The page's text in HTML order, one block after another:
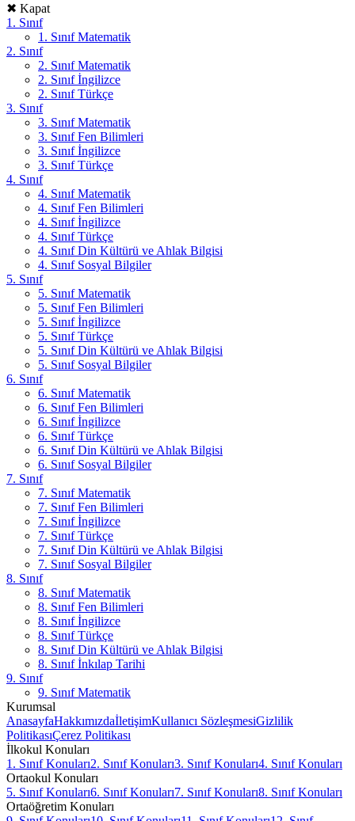
✖ Kapat
1. Sınıf
1. Sınıf Matematik
2. Sınıf
2. Sınıf Matematik
2. Sınıf İngilizce
2. Sınıf Türkçe
3. Sınıf
3. Sınıf Matematik
3. Sınıf Fen Bilimleri
3. Sınıf İngilizce
3. Sınıf Türkçe
4. Sınıf
4. Sınıf Matematik
4. Sınıf Fen Bilimleri
4. Sınıf İngilizce
4. Sınıf Türkçe
4. Sınıf Din Kültürü ve Ahlak Bilgisi
4. Sınıf Sosyal Bilgiler
5. Sınıf
5. Sınıf Matematik
5. Sınıf Fen Bilimleri
5. Sınıf İngilizce
5. Sınıf Türkçe
5. Sınıf Din Kültürü ve Ahlak Bilgisi
5. Sınıf Sosyal Bilgiler
6. Sınıf
6. Sınıf Matematik
6. Sınıf Fen Bilimleri
6. Sınıf İngilizce
6. Sınıf Türkçe
6. Sınıf Din Kültürü ve Ahlak Bilgisi
6. Sınıf Sosyal Bilgiler
7. Sınıf
7. Sınıf Matematik
7. Sınıf Fen Bilimleri
7. Sınıf İngilizce
7. Sınıf Türkçe
7. Sınıf Din Kültürü ve Ahlak Bilgisi
7. Sınıf Sosyal Bilgiler
8. Sınıf
8. Sınıf Matematik
8. Sınıf Fen Bilimleri
8. Sınıf İngilizce
8. Sınıf Türkçe
8. Sınıf Din Kültürü ve Ahlak Bilgisi
8. Sınıf İnkılap Tarihi
9. Sınıf
9. Sınıf Matematik
Kurumsal
AnasayfaHakkımızdaİletişimKullanıcı SözleşmesiGizlilik
PolitikasıÇerez Politikası
İlkokul Konuları
1. Sınıf Konuları2. Sınıf Konuları3. Sınıf Konuları4. Sınıf Konuları
Ortaokul Konuları
5. Sınıf Konuları6. Sınıf Konuları7. Sınıf Konuları8. Sınıf Konuları
Ortaöğretim Konuları